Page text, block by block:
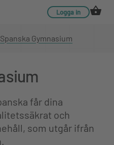
Logga in
Spanska Gymnasium
får dina
och
som utgår ifrån